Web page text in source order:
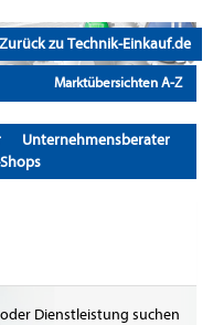
Zurück zu Technik-Einkauf.de
Marktübersichten A-Z
Unternehmensberater
Dienstleistung suchen